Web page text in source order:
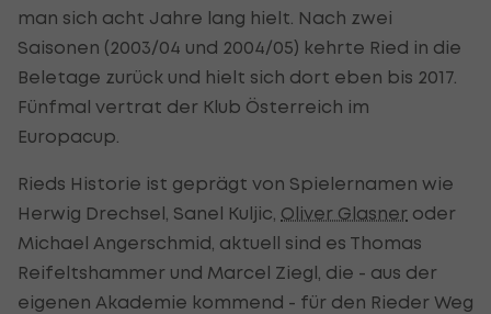
man sich acht Jahre lang hielt. Nach zwei
Saisonen (2003/04 und 2004/05) kehrte Ried in die
Beletage zurück und hielt sich dort eben bis 2017.
Fünfmal vertrat der Klub Österreich im
Europacup.
Rieds Historie ist geprägt von Spielernamen wie
Herwig Drechsel, Sanel Kuljic, Oliver Glasner oder
Michael Angerschmid, aktuell sind es Thomas
Reifeltshammer und Marcel Ziegl, die - aus der
eigenen Akademie kommend - für den Rieder Weg